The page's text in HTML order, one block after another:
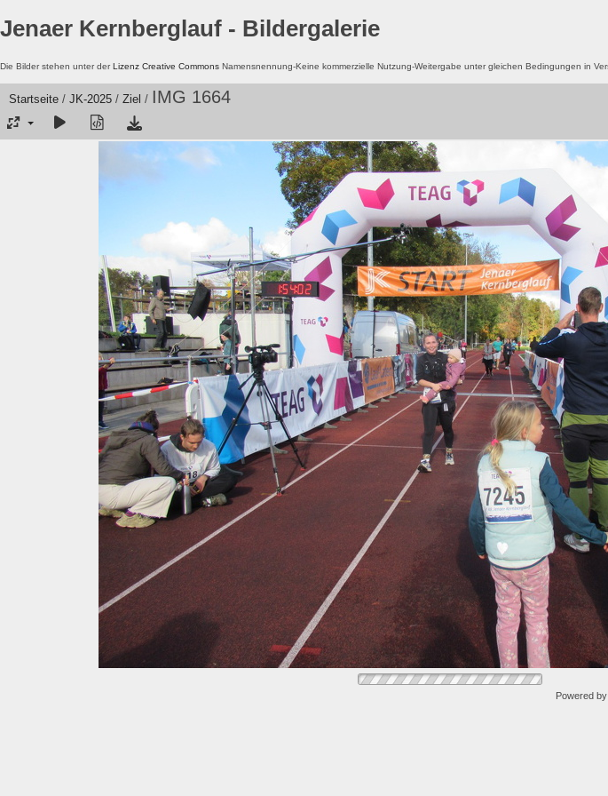
Jenaer Kernberglauf - Bildergalerie
Die Bilder stehen unter derLizenz Creative Commons Namensnennung-Keine kommerzielle Nutzung-Weitergabe unter gleichen Bedingungen in
Startseite / JK-2025 / Ziel / IMG 1664
Powered by